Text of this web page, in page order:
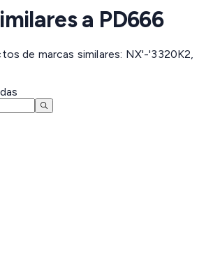
a PD666
de marcas similares: NX'-'3320K2,